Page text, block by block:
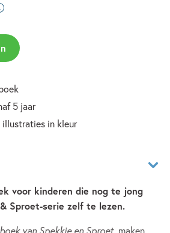
5 jaar
in kleur
voor kinderen die nog te jong
Sproet-serie zelf te lezen.
van Spekkie en Sproetmaken